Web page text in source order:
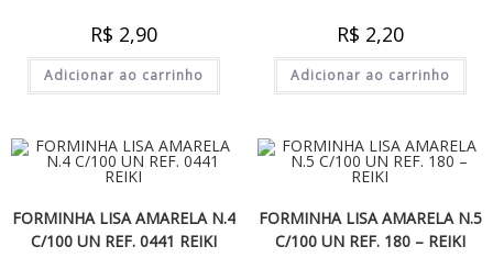
R$ 2,90
Adicionar ao carrinho
R$ 2,20
Adicionar ao carrinho
FORMINHA LISA AMARELA N.4
C/100 UN REF. 0441 REIKI
FORMINHA LISA AMARELA N.5
C/100 UN REF. 180 – REIKI